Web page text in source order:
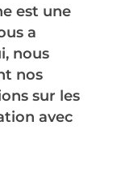
est une
a
nous
nos
sur les
avec